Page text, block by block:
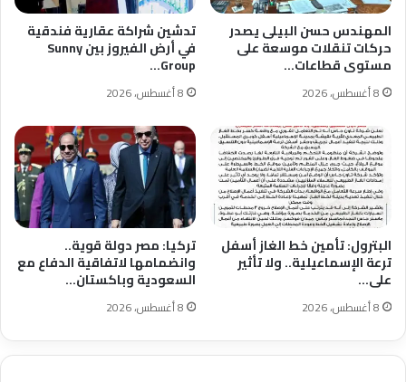
المهندس حسن البيلى يصدر
حركات تنقلات موسعة على
مستوى قطاعات…
8 أغسطس، 2026
تدشين شراكة عقارية فندقية
في أرض الفيروز بين Sunny
Group…
8 أغسطس، 2026
البترول: تأمين خط الغاز أسفل
ترعة الإسماعيلية.. ولا تأثير
على…
8 أغسطس، 2026
تركيا: مصر دولة قوية..
وانضمامها لاتفاقية الدفاع مع
السعودية وباكستان…
8 أغسطس، 2026